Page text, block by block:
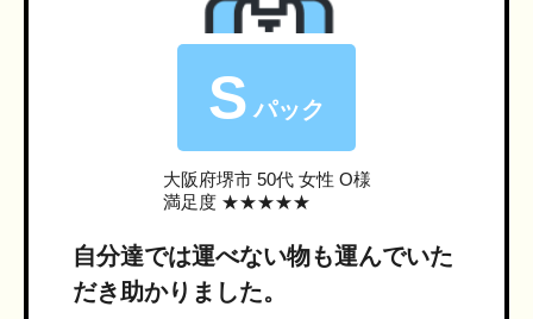
S パック
大阪府堺市50代 女性 O様
満足度 ★★★★★
自分達では運べない物も運んでいた
だき助かりました。